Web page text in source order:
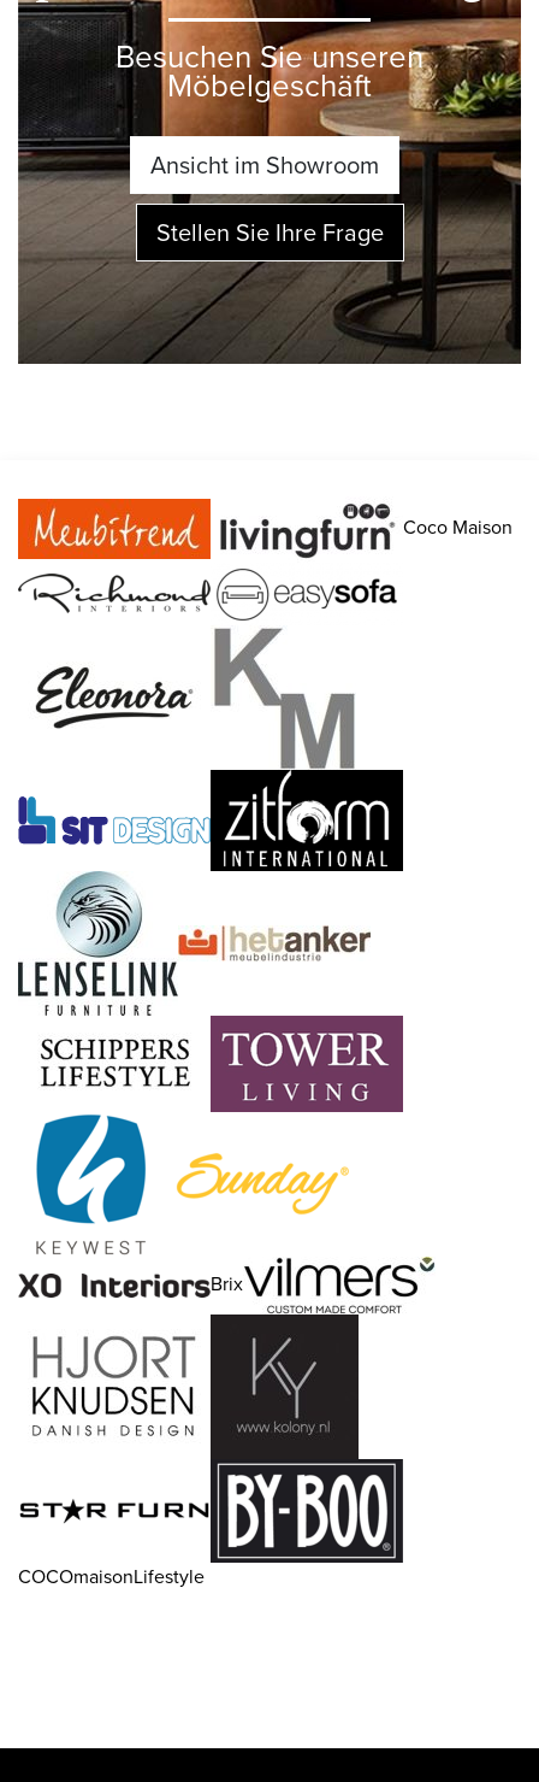
Besuchen Sie unseren
Möbelgeschäft
Ansicht im Showroom
Stellen Sie Ihre Frage
Coco Maison
Brix
COCOmaisonLifestyle